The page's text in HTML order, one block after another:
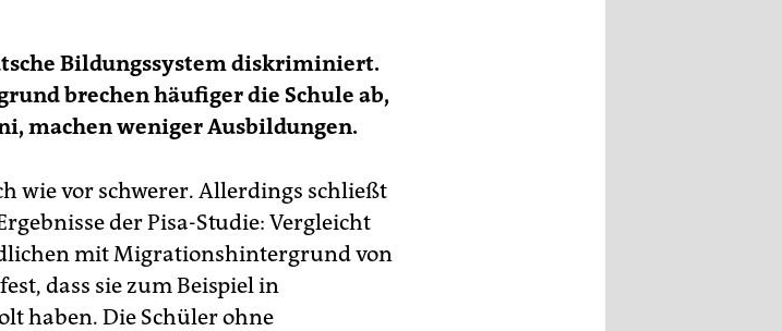
Bildungssystem diskriminiert.
brechen häufiger die Schule ab,
machen weniger Ausbildungen.
wie vor schwerer. Allerdings schließt
der Pisa-Studie: Vergleicht
mit Migrationshintergrund von
dass sie zum Beispiel in
haben. Die Schüler ohne